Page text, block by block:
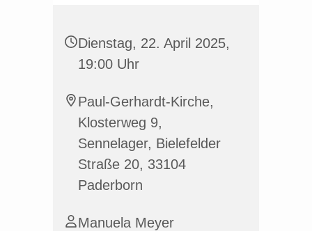
Dienstag, 22. April 2025,
19:00 Uhr
Paul-Gerhardt-Kirche,
Klosterweg 9,
Sennelager, Bielefelder
Straße 20, 33104
Paderborn
Manuela Meyer